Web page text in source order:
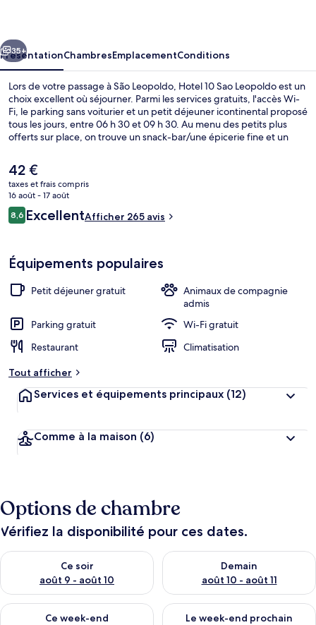
Suivant
35+
PrésentationChambresEmplacementConditions
Lors de votre passage à São Leopoldo, Hotel 10 Sao Leopoldo est un
choix excellent où séjourner. Parmi les services gratuits, l'accès Wi-
Fi, le parking sans voiturier et un petit déjeuner icontinental proposé
tous les jours, entre 06 h 30 et 09 h 30. Au menu des petits plus
offerts sur place, on trouve un snack-bar/une épicerie fine et un
Le
prix
actuel
est
de
42 €
taxes et frais compris
16 août - 17 août
Avis
voyageurs
8,68,6 sur 10
ExcellentAfficher 265 avis
Équipements populaires
Petit déjeuner gratuit
Animaux de compagnie
admis
Parking gratuit
Wi-Fi gratuit
Restaurant
Climatisation
Tout afficher
Services et équipements principaux (12)
Comme à la maison (6)
Options de chambre
Vérifiez la disponibilité pour ces dates.
Ce soir
août 9 - août 10
Vérifier la disponibilité pour ce soir août 9 - août 10
Demain
août 10 - août 11
Vérifier la disponibilité pour
Ce week-end
Vérifier la disponibilité pour ce week-end août 14 - août 16
Le week-end prochain
Vérifier la disponibilité pour